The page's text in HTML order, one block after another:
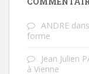
ANDRE dans
forme
Jean Julien
à Vienne